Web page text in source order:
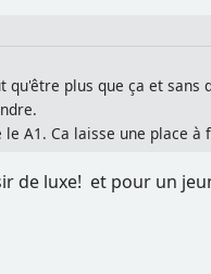
qu'être plus que ça et
A1. Ca laisse une place
luxe! et pour un